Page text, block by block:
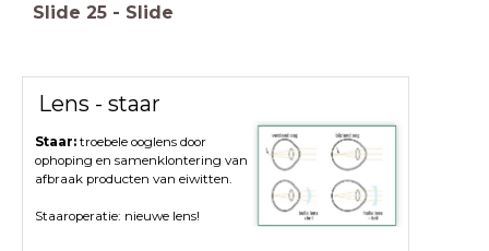
Slide 25 - Slide
Lens - staar
Staar:troebele ooglens door
ophoping en samenklontering van
afbraak producten van eiwitten.
Staaroperatie: nieuwe lens!